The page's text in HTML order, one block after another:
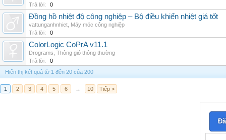
Trả lời:
0
Đồng hồ nhiệt độ công nghiệp – Bộ điều khiển nhiệt giá tốt
vattunganhnhiet Máy móc công nghiệp
Trả lời:
0
ColorLogic CoPrA v11.1
Drograms Thông gió thông thường
Trả lời:
0
Hiển thị kết quả từ 1 đến 20 của 200
1 2 3 4 5 6 → 10 Tiếp >